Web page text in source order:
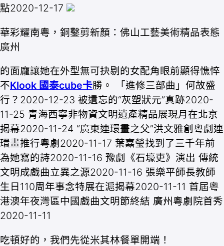
點2020-12-17
華彩耀南粵，銅鑿剪新顏：佛山工藝美術精品表態
廣州
的面龐讓她在外型無可抉剔的女配角眼前顯得憔悴
不Klook 國泰cube卡勝。 「進修三部曲」何故盛
行？2020-12-23 被遺忘的“灰塑狀元”真跡2020-
11-25 青海西寧非物資文明遺產精品展現月在北京
揭幕2020-11-24 “廣東連環畫之父”洪文雅創粵劇連
環畫推行粵劇2020-11-17 葉嘉瑩找到了三千年前
為她寫的詩2020-11-16 豫劇《石壕吏》演出 傳統
文明成戲曲立異之源2020-11-16 張樂平師長教師
生日110周年事念特展在滬揭幕2020-11-11 首屆粵
港澳年夜灣區中國戲曲文明節終結 廣州粵劇院首秀
2020-11-11
吃頓好的，我們先從米其林餐單開端！